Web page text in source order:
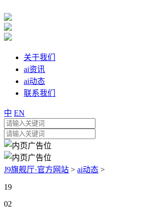
关于我们
ai资讯
ai动态
联系我们
中 EN
J9旗舰厅·官方网站 > ai动态 >
19
02